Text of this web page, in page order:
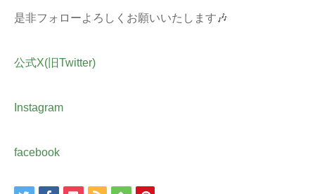
是非フォローよろしくお願いいたします🎶
公式X(旧Twitter)
Instagram
facebook